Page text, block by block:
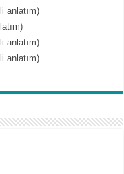
anlatım)
anlatım)
anlatım)